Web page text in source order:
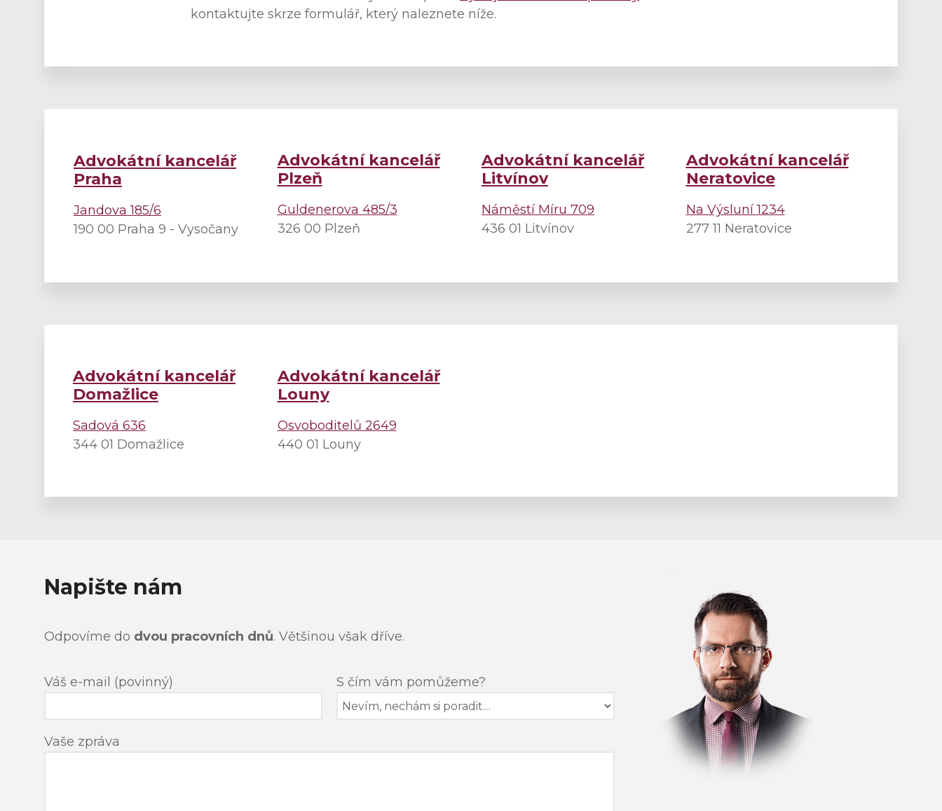
kontaktujte skrze formulář, který naleznete níže.
Advokátní kancelář
Praha
Jandova 185/6
190 00 Praha 9 - Vysočany
Advokátní kancelář
Plzeň
Guldenerova 485/3
326 00 Plzeň
Advokátní kancelář
Litvínov
Náměstí Míru 709
436 01 Litvínov
Advokátní kancelář
Neratovice
Na Výsluní 1234
277 11 Neratovice
Advokátní kancelář
Domažlice
Sadová 636
344 01 Domažlice
Advokátní kancelář
Louny
Osvoboditelů 2649
440 01 Louny
Napište nám
Odpovíme do dvou pracovních dnů. Většinou však dříve.
Váš e-mail (povinný) S čím vám pomůžeme?
Vaše zpráva